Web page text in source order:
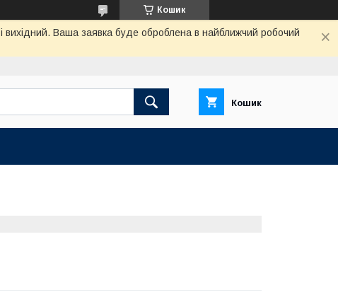
Кошик
вихідний. Ваша заявка буде оброблена в найближчий робочий
Кошик